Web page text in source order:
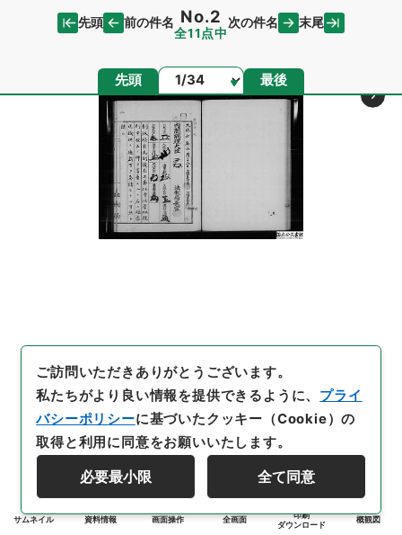
先頭 前の件名 No.2
全11点中
次の件名 末尾
先頭 ページ 最後
サムネイル 資料情報 画面操作 全画面
印刷
ダウンロード
概観図
ご訪問いただきありがとうございます。
私たちがより良い情報を提供できるように、 プライ
バシーポリシーに基づいたクッキー（Cookie）の
取得と利用に同意をお願いいたします。
必要最小限 全て同意